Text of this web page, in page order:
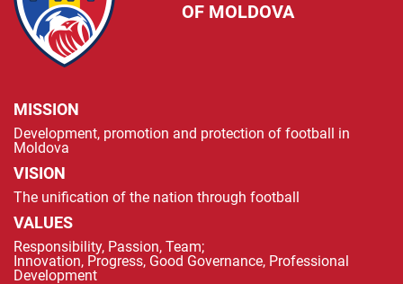
OF MOLDOVA
MISSION
Development, promotion and protection of football in
Moldova
VISION
The unification of the nation through football
VALUES
Responsibility, Passion, Team;
Innovation, Progress, Good Governance, Professional
Development